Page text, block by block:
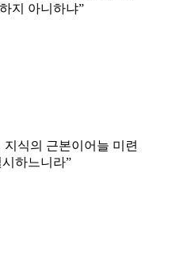
지 아니하냐”
식의 근본이어늘 미련
하느니라”